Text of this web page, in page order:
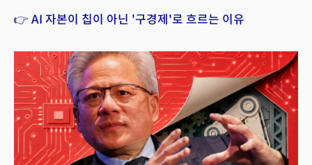
👉 AI 자본이 칩이 아닌 '구경제'로 흐르는 이유